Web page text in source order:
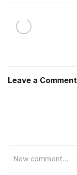
Leave a Comment